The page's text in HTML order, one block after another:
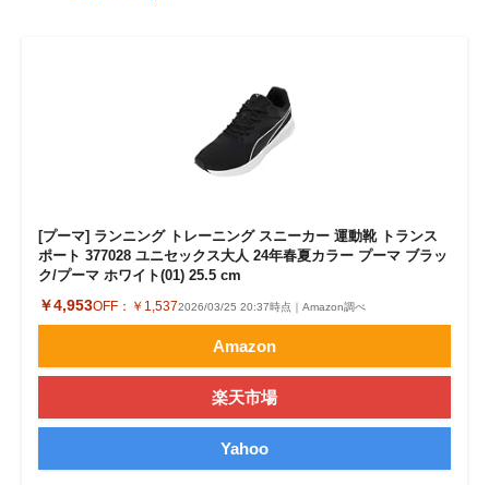
[プーマ] ランニング トレーニング スニーカー 運動靴 トランス
ポート 377028 ユニセックス大人 24年春夏カラー プーマ ブラッ
ク/プーマ ホワイト(01) 25.5 cm
￥4,953OFF： ￥1,5372026/03/25 20:37時点｜Amazon調べ
Amazon
楽天市場
Yahoo